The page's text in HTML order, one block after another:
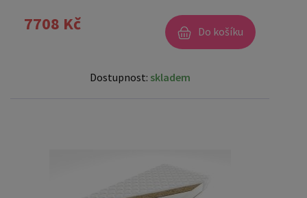
7708 Kč Do košíku
Dostupnost: skladem